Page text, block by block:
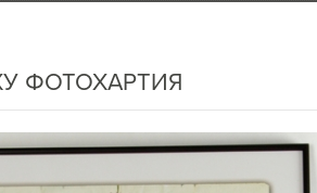
ФОТОХАРТИЯ